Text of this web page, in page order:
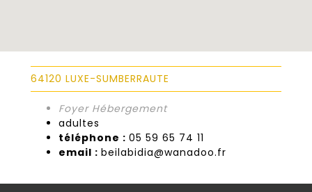
64120 LUXE-SUMBERRAUTE
Foyer Hébergement
adultes
téléphone :05 59 65 74 11
email :beilabidia@wanadoo.fr